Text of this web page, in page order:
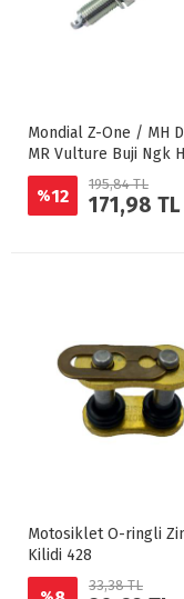
Mondial Z-One / MH
MR Vulture Buji Ngk
%12
195,84 TL
171,98 TL
Motosiklet O-ringli
Kilidi 428
33,38 TL